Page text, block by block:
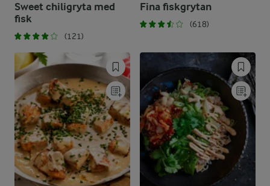
Sweet chiligryta med
fisk
(121)
Fina fiskgrytan
(618)